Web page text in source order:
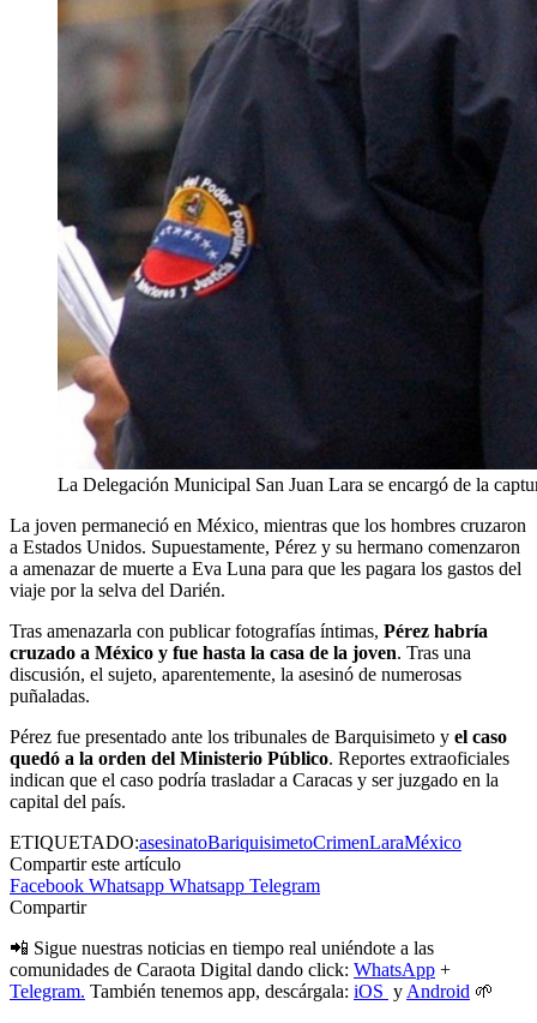
La Delegación Municipal San Juan Lara se encargó de la
La joven permaneció en México, mientras que los hombres cruzaron
a Estados Unidos. Supuestamente, Pérez y su hermano comenzaron
a amenazar de muerte a Eva Luna para que les pagara los gastos del
viaje por la selva del Darién.
Tras amenazarla con publicar fotografías íntimas, Pérez habría
cruzado a México y fue hasta la casa de la joven. Tras una
discusión, el sujeto, aparentemente, la asesinó de numerosas
puñaladas.
Pérez fue presentado ante los tribunales de Barquisimeto y el caso
quedó a la orden del Ministerio Público. Reportes extraoficiales
indican que el caso podría trasladar a Caracas y ser juzgado en la
capital del país.
ETIQUETADO:asesinatoBariquisimetoCrimenLaraMéxico
Compartir este artículo
Facebook Whatsapp Whatsapp Telegram
Compartir
📲 Sigue nuestras noticias en tiempo real uniéndote a las
comunidades de Caraota Digital dando click: WhatsApp +
Telegram. También tenemos app, descárgala: iOS y Android 🌱